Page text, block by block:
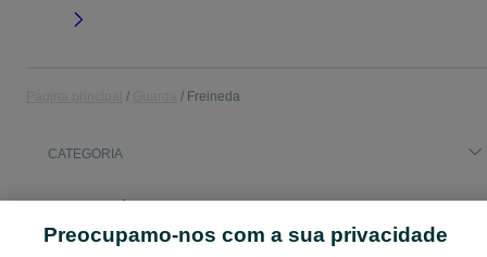
Freineda
CATEGORIA
Preocupamo-nos com a sua privacidade